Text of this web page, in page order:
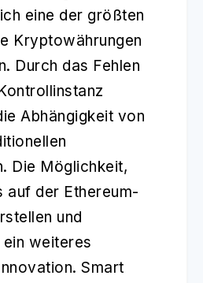
eine der größten
Kryptowährungen
Durch das Fehlen
Abhängigkeit von
Die Möglichkeit,
auf der Ethereum-
und
weiteres
Smart